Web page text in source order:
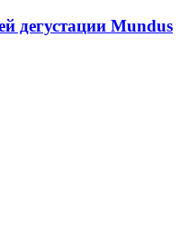
дегустации Mundus